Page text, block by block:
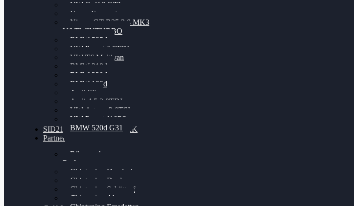
VW Golf 6 GTI
Cupra Formentor
Nissan GT-R35 3.8 MK3
V6 TWINTURBO
BMW 525d
VW Passat 2.0TDI
VW T6 Multivan
BMW 318d
BMW 320d
BMW 120d
Audi S6
Audi A5 3.0TDI
VW Arteon 2.0TSI
VW Passat 110PS
BMW 520d G31
SID212 / 212EVO UNLOCK
Partner
Bilgenroth
Performance
Chiptuning Herzlacke
Chiptuning Duelmen
Chiptuning Schüttorf
Chiptuning Ahaus